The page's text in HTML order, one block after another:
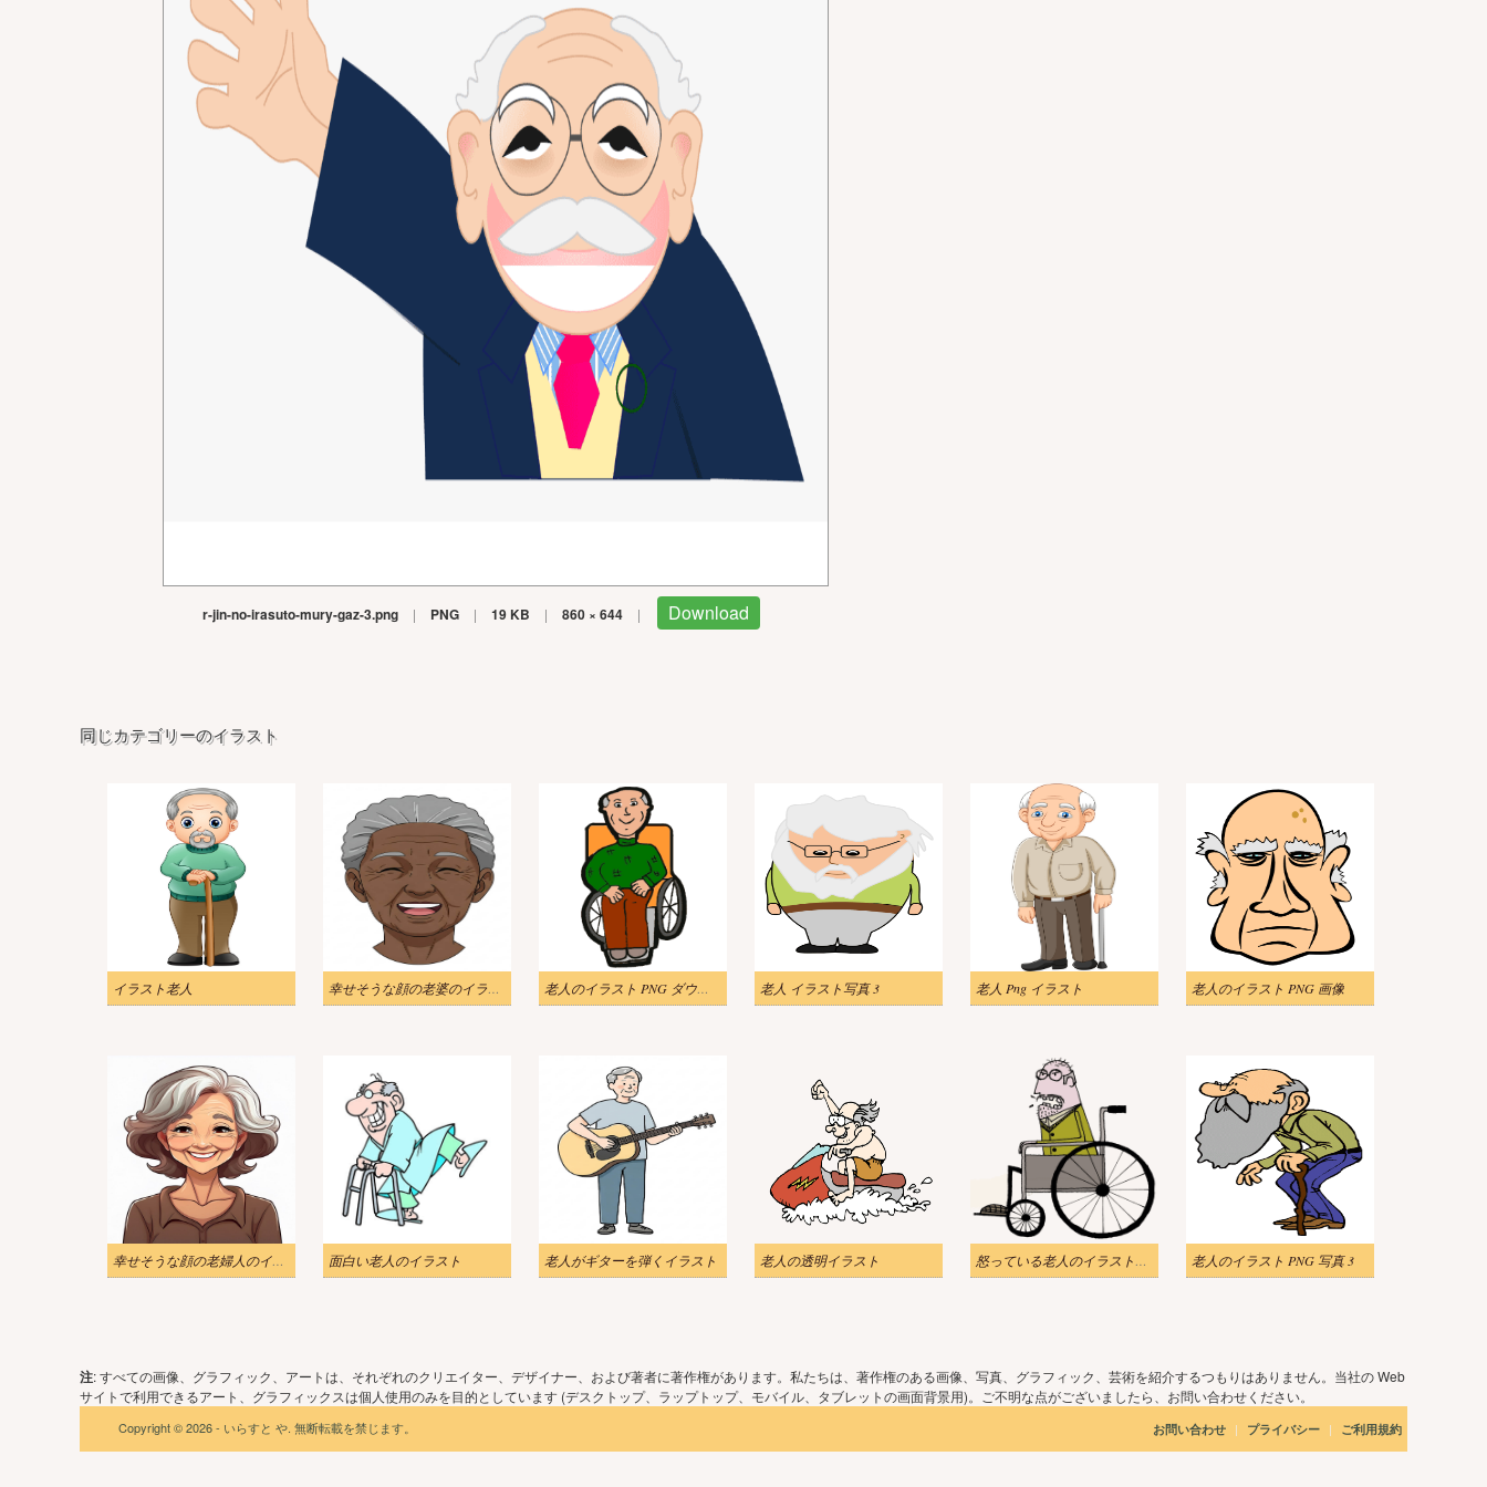
r-jin-no-irasuto-mury-gaz-3.png | PNG | 19 KB | 860 × 644 | Download
同じカテゴリーのイラスト
イラスト老人 幸せそうな顔の老婆のイラスト 老人のイラスト PNG ダウンロード 老人 イラスト写真 3 老人 Png イラスト 老人のイラスト PNG 画像
幸せそうな顔の老婦人のイラスト 面白い老人のイラスト 老人がギターを弾くイラスト 老人の透明イラスト 怒っている老人のイラスト透明 老人のイラスト PNG 写真 3
注: すべての画像、グラフィック、アートは、それぞれのクリエイター、デザイナー、および著者に著作権があります。私たちは、著作権のある画像、写真、グラフィック、芸術を紹介するつもりはありません。当社の Web
サイトで利用できるアート、グラフィックスは個人使用のみを目的としています (デスクトップ、ラップトップ、モバイル、タブレットの画面背景用)。ご不明な点がございましたら、お問い合わせください。
Copyright © 2026 - いらすと や. 無断転載を禁じます。 お問い合わせ | プライバシー | ご利用規約